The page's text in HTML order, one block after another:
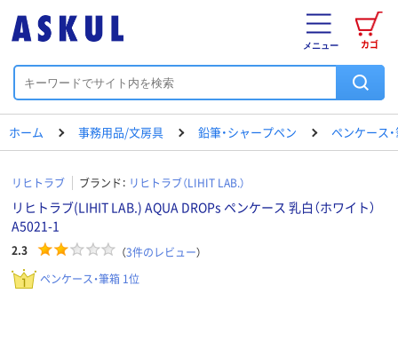
カゴ
メニュー
ホーム 事務用品/文房具 鉛筆・シャープペン ペンケース
リヒトラブ ブランド： リヒトラブ（LIHIT LAB.）
リヒトラブ(LIHIT LAB.) AQUA DROPs ペンケース 乳白（ホワイト）
A5021-1
2.3 （3件のレビュー）
ペンケース・筆箱 1位